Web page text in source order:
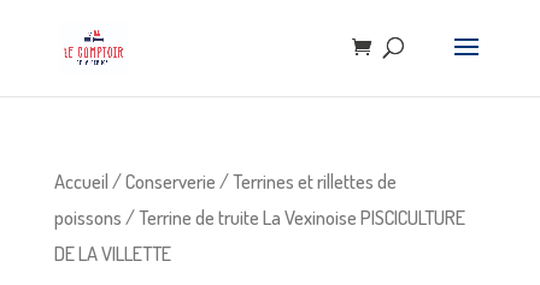
Accueil/Conserverie/Terrines et rillettes de
poissons/ Terrine de truite La Vexinoise PISCICULTURE
DE LA VILLETTE